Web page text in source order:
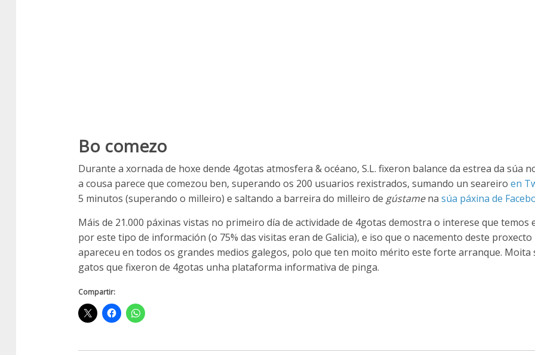
Bo comezo
Durante a xornada de hoxe dende 4gotas atmosfera & océano, S.L. fixeron balance da estrea da súa
a cousa parece que comezou ben, superando os 200 usuarios rexistrados, sumando un seareiro en
5 minutos (superando o milleiro) e saltando a barreira do milleiro de gústamena súa páxina de
Máis de 21.000 páxinas vistas no primeiro día de actividade de 4gotas demostra o interese que temos
por este tipo de información (o 75% das visitas eran de Galicia), e iso que o nacemento deste proxecto
apareceu en todos os grandes medios galegos, polo que ten moito mérito este forte arranque. Moita
gatos que fixeron de 4gotas unha plataforma informativa de pinga.
Compartir: